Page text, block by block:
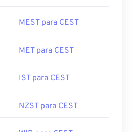
MEST para CEST
MET para CEST
IST para CEST
NZST para CEST